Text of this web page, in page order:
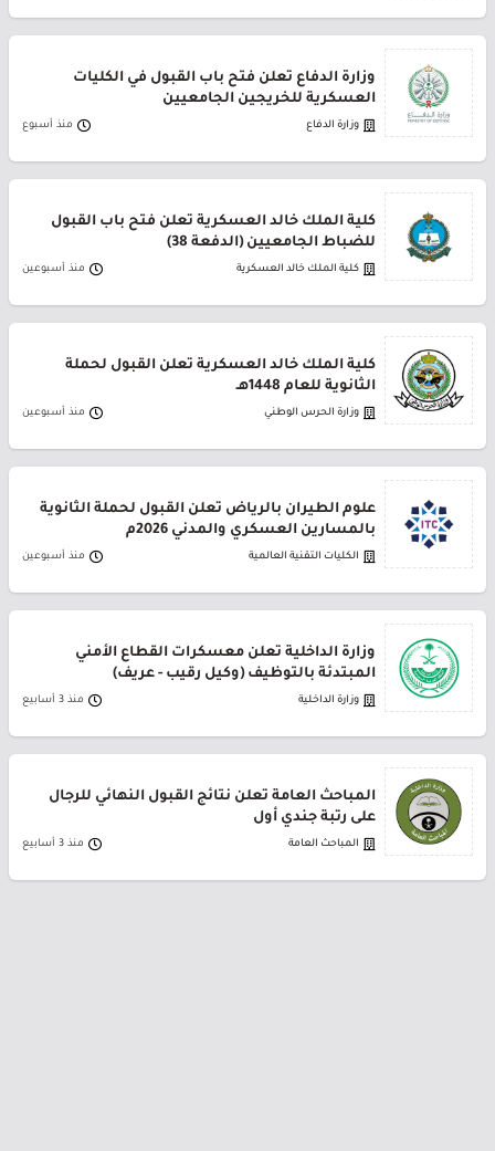
وزارة الدفاع تعلن فتح باب القبول في الكليات
العسكرية للخريجين الجامعيين
وزارة الدفاع منذ أسبوع
كلية الملك خالد العسكرية تعلن فتح باب القبول
للضباط الجامعيين (الدفعة 38)
كلية الملك خالد العسكرية منذ أسبوعين
كلية الملك خالد العسكرية تعلن القبول لحملة
الثانوية للعام 1448هـ
وزارة الحرس الوطني منذ أسبوعين
علوم الطيران بالرياض تعلن القبول لحملة الثانوية
بالمسارين العسكري والمدني 2026م
الكليات التقنية العالمية منذ أسبوعين
وزارة الداخلية تعلن معسكرات القطاع الأمني
المبتدئة بالتوظيف (وكيل رقيب - عريف)
وزارة الداخلية منذ 3 أسابيع
المباحث العامة تعلن نتائج القبول النهائي للرجال
على رتبة جندي أول
المباحث العامة منذ 3 أسابيع